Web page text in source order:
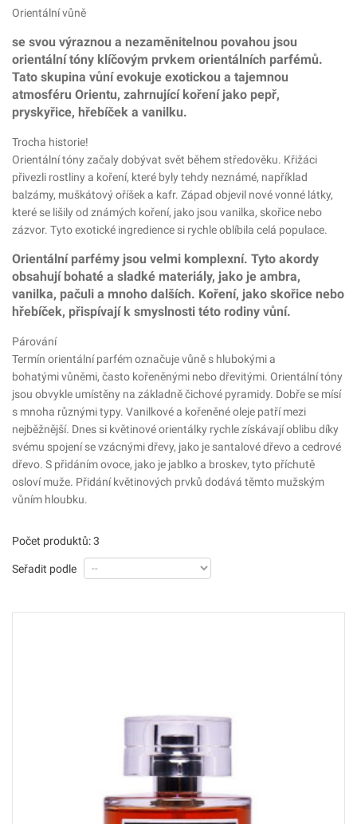
Orientální vůně
se svou výraznou a nezaměnitelnou povahou jsou
orientální tóny klíčovým prvkem orientálních parfémů.
Tato skupina vůní evokuje exotickou a tajemnou
atmosféru Orientu, zahrnující koření jako pepř,
pryskyřice, hřebíček a vanilku.
Trocha historie!
Orientální tóny začaly dobývat svět během středověku. Křižáci
přivezli rostliny a koření, které byly tehdy neznámé, například
balzámy, muškátový oříšek a kafr. Západ objevil nové vonné látky,
které se lišily od známých koření, jako jsou vanilka, skořice nebo
zázvor. Tyto exotické ingredience si rychle oblíbila celá populace.
Orientální parfémy jsou velmi komplexní. Tyto akordy
obsahují bohaté a sladké materiály, jako je ambra,
vanilka, pačuli a mnoho dalších. Koření, jako skořice nebo
hřebíček, přispívají k smyslnosti této rodiny vůní.
Párování
Termín orientální parfém označuje vůně s hlubokými a
bohatými vůněmi, často kořeněnými nebo dřevitými. Orientální tóny
jsou obvykle umístěny na základně čichové pyramidy. Dobře se mísí
s mnoha různými typy. Vanilkové a kořeněné oleje patří mezi
nejběžnější. Dnes si květinové orientálky rychle získávají oblibu díky
svému spojení se vzácnými dřevy, jako je santalové dřevo a cedrové
dřevo. S přidáním ovoce, jako je jablko a broskev, tyto příchutě
osloví muže. Přidání květinových prvků dodává těmto mužským
vůním hloubku.
Počet produktů: 3
Seřadit podle